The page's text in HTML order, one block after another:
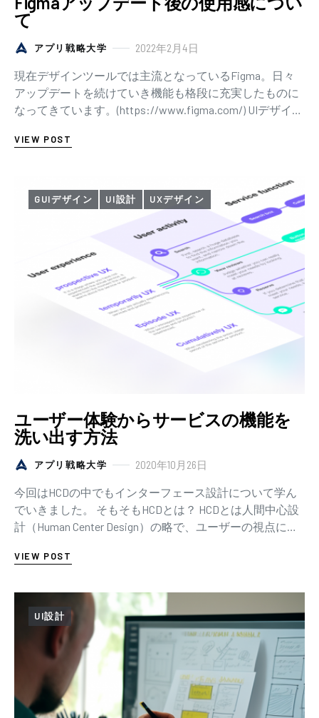
て
アプリ戦略大学 2022年2月4日
現在デザインツールでは主流となっているFigma。日々
アップデートを続けていき機能も格段に充実したものに
なってきています。(https://www.figma.com/) UIデザイナ
VIEW POST
GUIデザイン UI設計 UXデザイン
ユーザー体験からサービスの機能を
洗い出す方法
アプリ戦略大学 2020年10月26日
今回はHCDの中でもインターフェース設計について学ん
でいきました。 そもそもHCDとは？ HCDとは人間中心設
計（Human Center Design）の略で、ユーザーの視点に立
VIEW POST
UI設計